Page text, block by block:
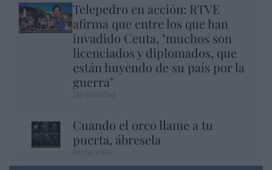
Telepedro en acción: RTVE
afirma que entre los que han
invadido Ceuta, "muchos son
licenciados y diplomados, que
están huyendo de su país por la
guerra"
Cuando el orco llame a tu
puerta, ábresela